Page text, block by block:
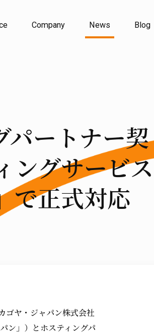
Company News Blog
パートナー契
ングサービス
で正式対応
ゴヤ・ジャパン株式会社
ン」）とホスティングパ